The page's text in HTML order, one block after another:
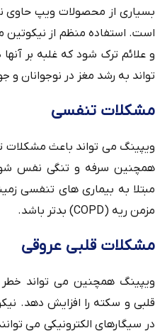
بسیاری از محصولات ویپ حاوی
است. استفاده منظم از نیکوتین
و علائم ترک شود که غلبه بر
تواند به رشد مغز در نوجوانان و
مشکلات تنفسی
ویپینگ می تواند باعث مشکلات
همچنین سرفه و تنگی نفس
مبتلا به بیماری های تنفسی
مزمن ریه (COPD) بدتر باشد.
مشکلات قلبی عروقی
ویپینگ همچنین می تواند
قلبی و سکته را افزایش دهد.
در سیگارهای الکترونیکی می